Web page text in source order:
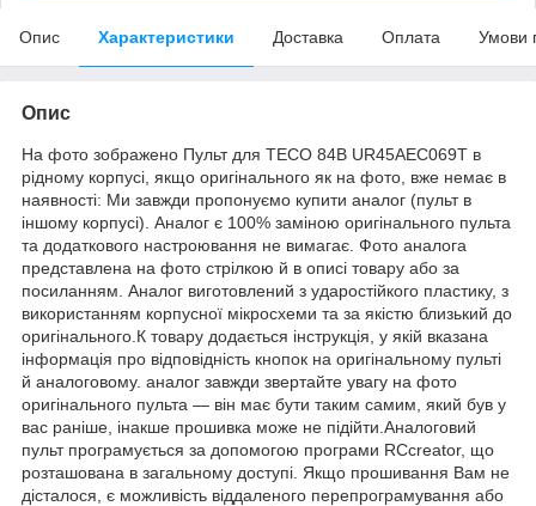
Опис Характеристики Доставка Оплата Умови
Опис
На фото зображено Пульт для TECO 84B UR45AEC069T в
рідному корпусі, якщо оригінального як на фото, вже немає в
наявності: Ми завжди пропонуємо купити аналог (пульт в
іншому корпусі). Аналог є 100% заміною оригінального пульта
та додаткового настроювання не вимагає. Фото аналога
представлена на фото стрілкою й в описі товару або за
посиланням. Аналог виготовлений з ударостійкого пластику, з
використанням корпусної мікросхеми та за якістю близький до
оригінального.К товару додається інструкція, у якій вказана
інформація про відповідність кнопок на оригінальному пульті
й аналоговому. аналог завжди звертайте увагу на фото
оригінального пульта — він має бути таким самим, який був у
вас раніше, інакше прошивка може не підійти.Аналоговий
пульт програмується за допомогою програми RCcreator, що
розташована в загальному доступі. Якщо прошивання Вам не
дісталося, є можливість віддаленого перепрограмування або